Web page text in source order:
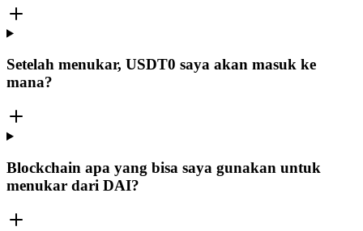
Setelah menukar, USDT0 saya akan masuk ke
mana?
Blockchain apa yang bisa saya gunakan untuk
menukar dari DAI?